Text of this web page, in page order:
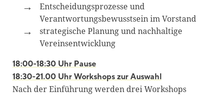
Entscheidungsprozesse und
Verantwortungsbewusstsein im Vorstand
strategische Planung und nachhaltige
Vereinsentwicklung
18:00-18:30 Uhr Pause
18:30-21.00 Uhr Workshops zur Auswahl
Nach der Einführung werden drei Workshops